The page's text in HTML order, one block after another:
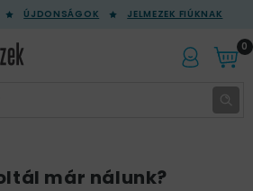
ÚJDONSÁGOK JELMEZEK FIÚKNAK
0
már nálunk?